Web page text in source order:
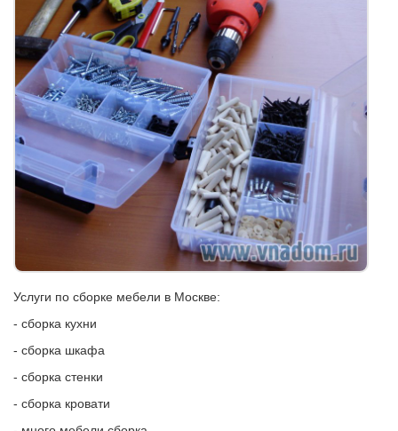
Услуги по сборке мебели в Москве:
- сборка кухни
- сборка шкафа
- сборка стенки
- сборка кровати